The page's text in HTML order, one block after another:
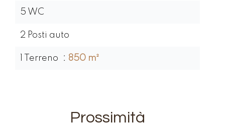
5 WC
2 Posti auto
1 Terreno 850 m²
Prossimità